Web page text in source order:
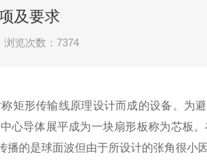
及要求
浏览次数：7374
矩形传输线原理设计而成的设备。为
心导体展平成为一块扇形板称为芯板
播的是球面波但由于所设计的张角很